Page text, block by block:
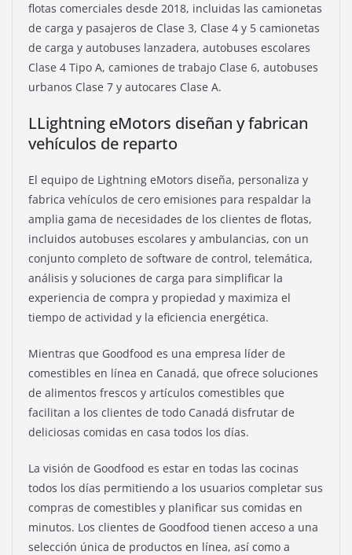
flotas comerciales desde 2018, incluidas las camionetas
de carga y pasajeros de Clase 3, Clase 4 y 5 camionetas
de carga y autobuses lanzadera, autobuses escolares
Clase 4 Tipo A, camiones de trabajo Clase 6, autobuses
urbanos Clase 7 y autocares Clase A.
LLightning eMotors diseñan y fabrican
vehículos de reparto
El equipo de Lightning eMotors diseña, personaliza y
fabrica vehículos de cero emisiones para respaldar la
amplia gama de necesidades de los clientes de flotas,
incluidos autobuses escolares y ambulancias, con un
conjunto completo de software de control, telemática,
análisis y soluciones de carga para simplificar la
experiencia de compra y propiedad y maximiza el
tiempo de actividad y la eficiencia energética.
Mientras que Goodfood es una empresa líder de
comestibles en línea en Canadá, que ofrece soluciones
de alimentos frescos y artículos comestibles que
facilitan a los clientes de todo Canadá disfrutar de
deliciosas comidas en casa todos los días.
La visión de Goodfood es estar en todas las cocinas
todos los días permitiendo a los usuarios completar sus
compras de comestibles y planificar sus comidas en
minutos. Los clientes de Goodfood tienen acceso a una
selección única de productos en línea, así como a